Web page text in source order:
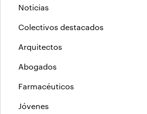
Noticias
Colectivos destacados
Arquitectos
Abogados
Farmacéuticos
Jóvenes